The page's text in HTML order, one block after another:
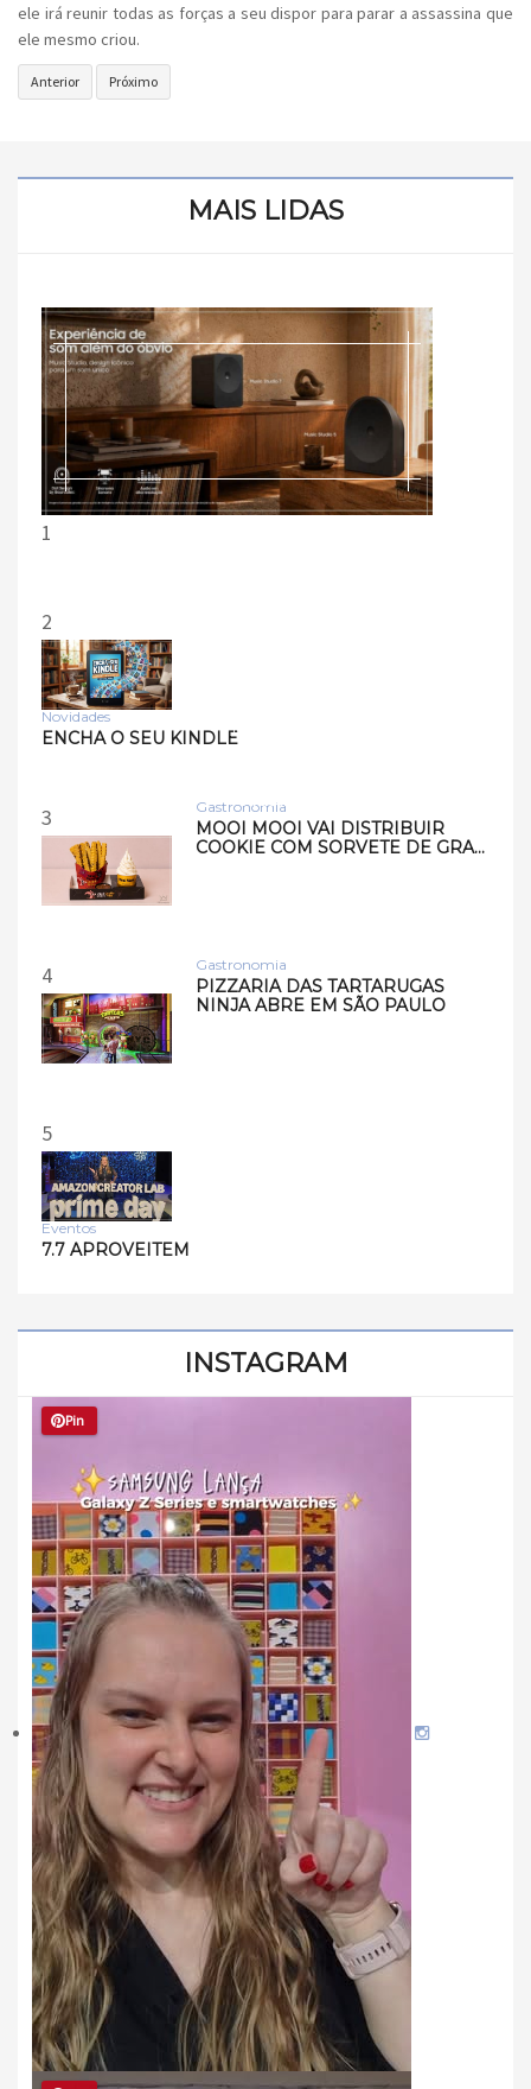
ele irá reunir todas as forças a seu dispor para parar a assassina que
ele mesmo criou.
Artigo
anterior:
Anterior
Próximo
artigo:
Próximo
MAIS LIDAS
1
Tecnologia
Musi…
2
Novidades
ENCHA O SEU KINDLE
3 Gastronomia
MOOI MOOI VAI DISTRIBUIR
COOKIE COM SORVETE DE GRA…
4 Gastronomia
PIZZARIA DAS TARTARUGAS
NINJA ABRE EM SÃO PAULO
5
Eventos
7.7 APROVEITEM
INSTAGRAM
Pin